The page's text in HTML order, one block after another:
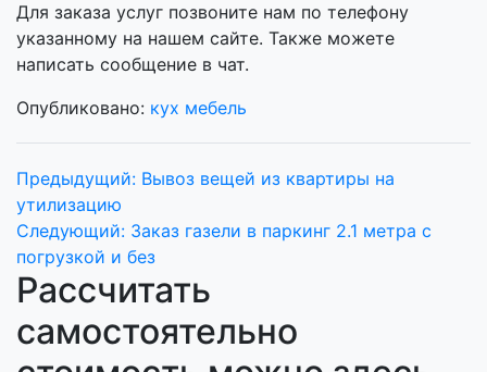
Для заказа услуг позвоните нам по телефону
указанному на нашем сайте. Также можете
написать сообщение в чат.
Опубликовано: кух мебель
Навигация
по
записям
Предыдущий: Вывоз вещей из квартиры на
утилизацию
Cледующий: Заказ газели в паркинг 2.1 метра с
погрузкой и без
Рассчитать
самостоятельно